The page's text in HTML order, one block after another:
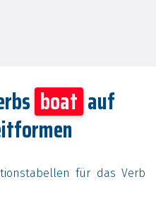
boat auf
für das Verb